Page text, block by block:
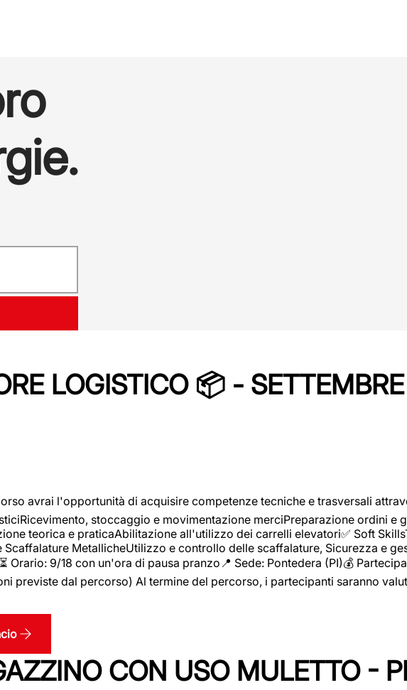
LOGISTICO 📦 -
avrai l'opportunità di acquisire competenze tecniche e trasversali
stoccaggio e movimentazione merciPreparazione ordini e
teorica e praticaAbilitazione all'utilizzo dei carrelli elevatori✅ Soft
Scaffalature MetallicheUtilizzo e controllo delle scaffalature, Sicurezza e
Orario: 9/18 con un'ora di pausa pranzo📍 Sede: Pontedera (PI)💰
previste dal percorso) Al termine del percorso, i partecipanti saranno
CON USO MULETTO -